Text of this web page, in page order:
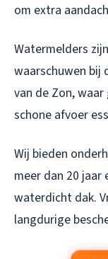
om extra
Watermelders
waarschuwen bij
van de Zon,
schone afvoer
Wij bieden
meer dan 20 jaar
waterdicht dak.
langdurige